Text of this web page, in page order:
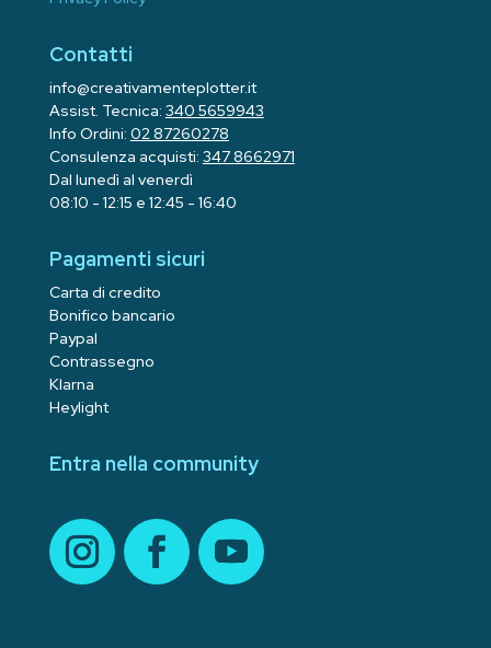
Contatti
info@creativamenteplotter.it
Assist. Tecnica: 340 5659943
Info Ordini: 02 87260278
Consulenza acquisti: 347 8662971
Dal lunedì al venerdì
08:10 - 12:15 e 12:45 - 16:40
Pagamenti sicuri
Carta di credito
Bonifico bancario
Paypal
Contrassegno
Klarna
Heylight
Entra nella community